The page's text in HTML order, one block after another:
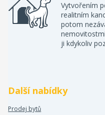
Vytvořením
realitním
potom
ji kdykoliv
Další nabídky
Prodej bytů